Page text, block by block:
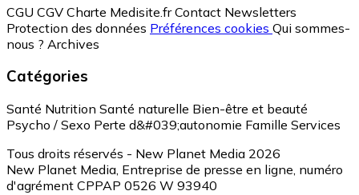
CGU CGV Charte Medisite.fr Contact Newsletters
Protection des données Préférences cookies Qui sommes-
nous ? Archives
Catégories
Santé Nutrition Santé naturelle Bien-être et beauté
Psycho / Sexo Perte d&#039;autonomie Famille Services
Tous droits réservés - New Planet Media 2026
New Planet Media, Entreprise de presse en ligne, numéro
d'agrément CPPAP 0526 W 93940